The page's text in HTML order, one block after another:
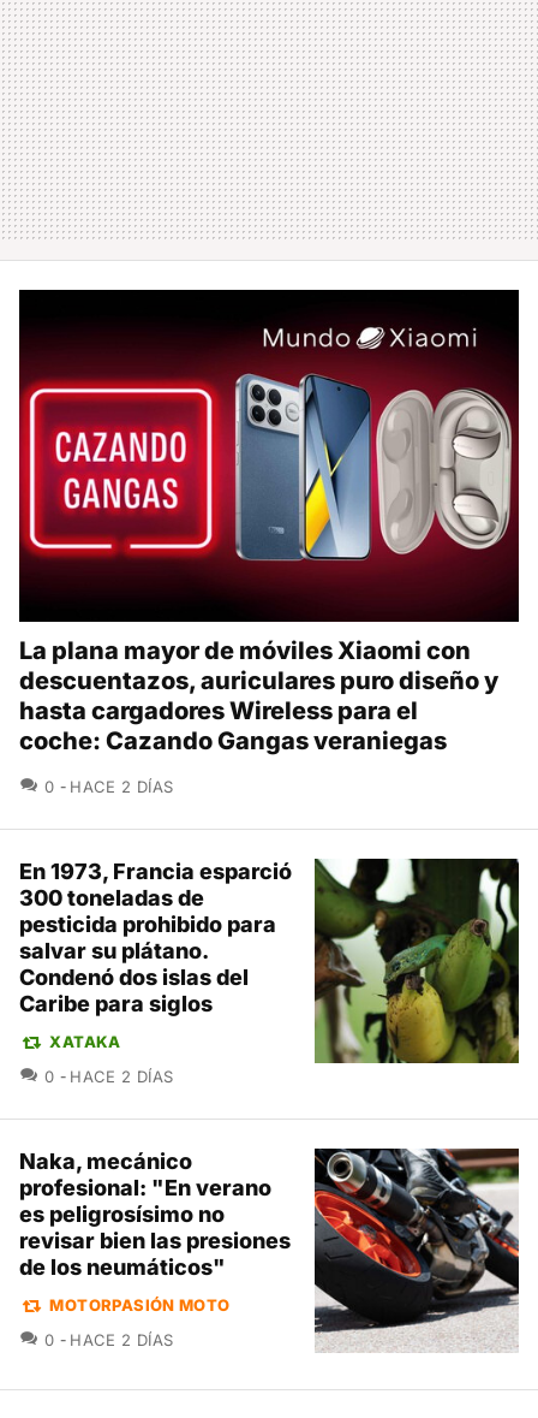
La plana mayor de móviles Xiaomi con
descuentazos, auriculares puro diseño y
hasta cargadores Wireless para el
coche: Cazando Gangas veraniegas
0 COMENTARIOS
HACE 2 DÍAS
En 1973, Francia esparció
300 toneladas de
pesticida prohibido para
salvar su plátano.
Condenó dos islas del
Caribe para siglos
XATAKA
0 COMENTARIOS
HACE 2 DÍAS
Naka, mecánico
profesional: "En verano
es peligrosísimo no
revisar bien las presiones
de los neumáticos"
MOTORPASIÓN MOTO
0 COMENTARIOS
HACE 2 DÍAS